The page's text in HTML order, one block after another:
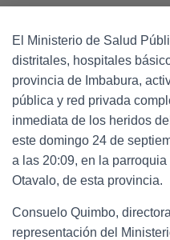
El Ministerio de Salud
distritales, hospitales
provincia de Imbabura,
pública y red privada
inmediata de los heridos
este domingo 24 de
a las 20:09, en la
Otavalo, de esta provincia.
Consuelo Quimbo,
representación del